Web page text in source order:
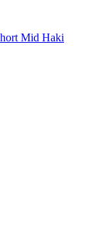
Mid Haki